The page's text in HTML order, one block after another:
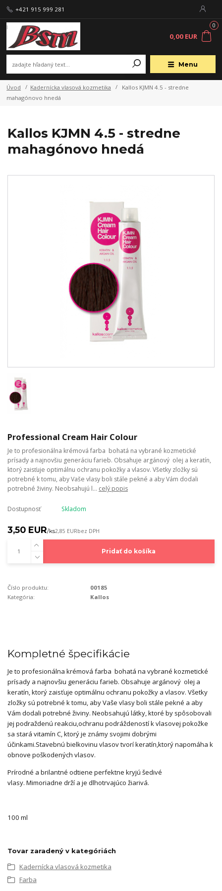
Menu
+421 915 999 281
0
0,00 EUR
Úvod Kadernícka vlasová kozmetika
Kallos KJMN 4.5 - stredne
mahagónovo hnedá
Kallos KJMN 4.5 - stredne
mahagónovo hnedá
Professional Cream Hair Colour
Je to profesionálna krémová farba bohatá na vybrané kozmetické
prísady a najnovšiu generáciu farieb. Obsahuje argánový olej a keratín,
ktorý zaisťuje optimálnu ochranu pokožky a vlasov. Všetky zložky sú
potrebné k tomu, aby Vaše vlasy boli stále pekné a aby Vám dodali
potrebné živiny. Neobsahujú l... celý popis
Dostupnosť Skladom
3,50 EUR/ks2,85 EURbez DPH
Pridať do košíka
Číslo produktu:
00185
Kategória:
Kallos
Kompletné špecifikácie
Je to profesionálna krémová farba bohatá na vybrané kozmetické
prísady a najnovšiu generáciu farieb. Obsahuje argánový olej a
keratín, ktorý zaisťuje optimálnu ochranu pokožky a vlasov. Všetky
zložky sú potrebné k tomu, aby Vaše vlasy boli stále pekné a aby
Vám dodali potrebné živiny. Neobsahujú látky, ktoré by spôsobovali
jej podraždenú reakciu,ochranu podráždeností k vlasovej pokožke
sa stará vitamín C, ktorý je známy svojimi dobrými
účinkami.Stavebnú bielkovinu vlasov tvorí keratín,ktorý napomáha k
obnove poškodených vlasov.
Prírodné a brilantné odtiene perfektne kryjú šedivé
vlasy. Mimoriadne drží a je dlhotrvajúco žiarivá.
100 ml
Tovar zaradený v kategóriách
Kadernícka vlasová kozmetika
Farba